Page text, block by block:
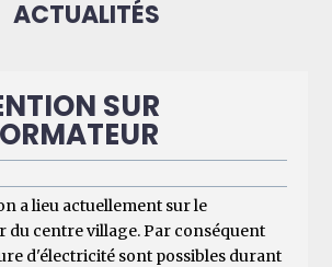
ACTUALITÉS
SUR
a lieu actuellement sur le
centre village. Par conséquent
d'électricité sont possibles durant